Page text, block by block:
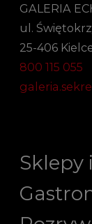
GALERIA
ul.
25-406
800 115 055
Sklepy